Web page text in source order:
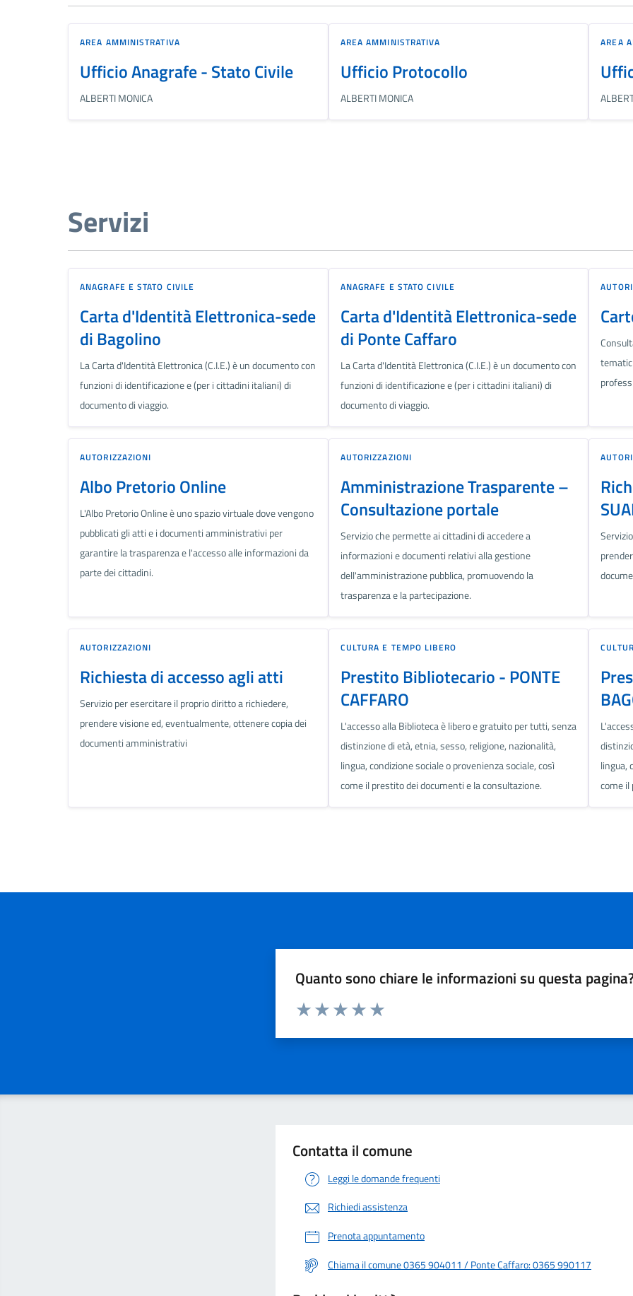
AREA AMMINISTRATIVA
Ufficio Anagrafe - Stato Civile
ALBERTI MONICA
AREA AMMINISTRATIVA
Ufficio Protocollo
ALBERTI MONICA
AREA
Servizi
ANAGRAFE E STATO CIVILE
Carta d'Identità Elettronica-sede
di Bagolino
La Carta d'Identità Elettronica (C.I.E.) è un documento con
funzioni di identificazione e (per i cittadini italiani) di
documento di viaggio.
ANAGRAFE E STATO CIVILE
Carta d'Identità Elettronica-sede
di Ponte Caffaro
La Carta d'Identità Elettronica (C.I.E.) è un documento con
funzioni di identificazione e (per i cittadini italiani) di
documento di viaggio.
AUTORIZZAZIONI
Albo Pretorio Online
L'Albo Pretorio Online è uno spazio virtuale dove vengono
pubblicati gli atti e i documenti amministrativi per
garantire la trasparenza e l'accesso alle informazioni da
parte dei cittadini.
AUTORIZZAZIONI
Amministrazione Trasparente –
Consultazione portale
Servizio che permette ai cittadini di accedere a
informazioni e documenti relativi alla gestione
dell'amministrazione pubblica, promuovendo la
trasparenza e la partecipazione.
AUTORIZZAZIONI
Richiesta di accesso agli atti
Servizio per esercitare il proprio diritto a richiedere,
prendere visione ed, eventualmente, ottenere copia dei
documenti amministrativi
CULTURA E TEMPO LIBERO
Prestito Bibliotecario - PONTE
CAFFARO
L'accesso alla Biblioteca è libero e gratuito per tutti, senza
distinzione di età, etnia, sesso, religione, nazionalità,
lingua, condizione sociale o provenienza sociale, così
come il prestito dei documenti e la consultazione.
lingua,
come il
Quanto sono chiare le informazioni su questa
Valuta da 1 a 5 stelle la pagina
Contatta il comune
Leggi le domande frequenti
Richiedi assistenza
Prenota appuntamento
Chiama il comune 0365 904011 / Ponte Caffaro: 0365 990117